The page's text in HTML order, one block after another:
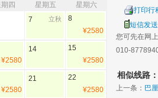
四 星期五
星期六
7 立秋
8
¥2580
¥2580
14
15
¥2580
¥2580
21
22
¥2580
打印行
短信发
您可先在网
010-
相似线路：
上一条： 巴